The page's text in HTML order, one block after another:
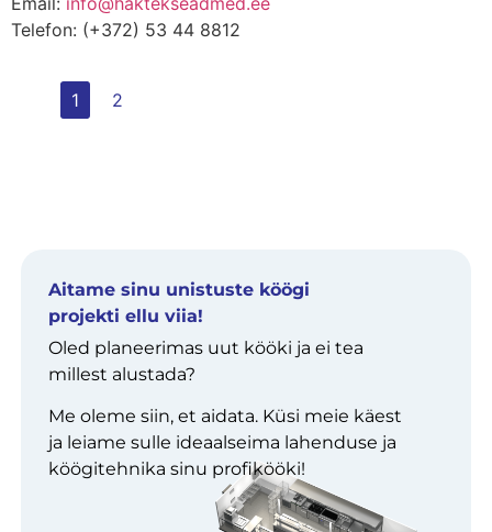
Telefon: (+372) 53 44 8812
1 2
Aitame sinu unistuste köögi
projekti ellu viia!
Oled planeerimas uut kööki ja ei tea
millest alustada?
Me oleme siin, et aidata. Küsi meie käest
ja leiame sulle ideaalseima lahenduse ja
köögitehnika sinu profikööki!